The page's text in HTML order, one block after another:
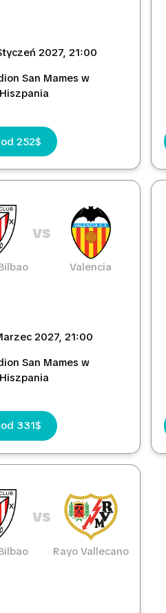
2027, 21:00
San Mames w
252$
vs
Valencia
2027, 21:00
San Mames w
331$
vs
Rayo Vallecano